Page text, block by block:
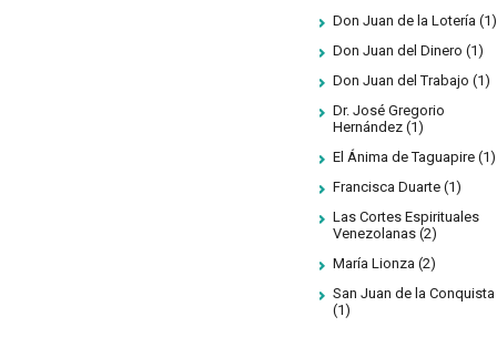
Don Juan de la Lotería (1)
Don Juan del Dinero (1)
Don Juan del Trabajo (1)
Dr. José Gregorio
Hernández (1)
El Ánima de Taguapire (1)
Francisca Duarte (1)
Las Cortes Espirituales
Venezolanas (2)
María Lionza (2)
San Juan de la Conquista
(1)